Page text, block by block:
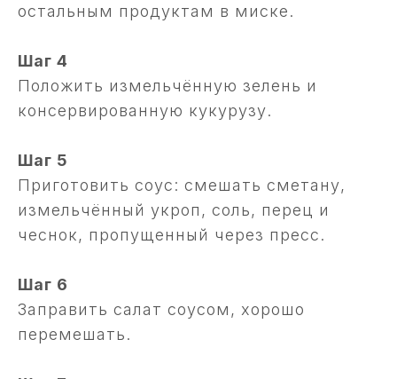
остальным продуктам в миске.
Шаг 4
Положить измельчённую зелень и
консервированную кукурузу.
Шаг 5
Приготовить соус: смешать сметану,
измельчённый укроп, соль, перец и
чеснок, пропущенный через пресс.
Шаг 6
Заправить салат соусом, хорошо
перемешать.